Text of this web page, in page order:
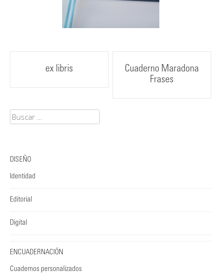
navigation
ex libris
Cuaderno Maradona
Frases
Buscar:
DISEÑO
Identidad
Editorial
Digital
ENCUADERNACIÓN
Cuadernos personalizados